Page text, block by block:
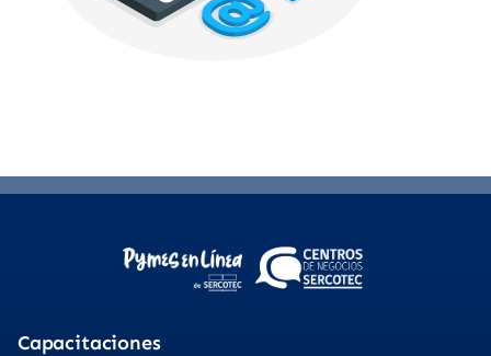
Capacitaciones